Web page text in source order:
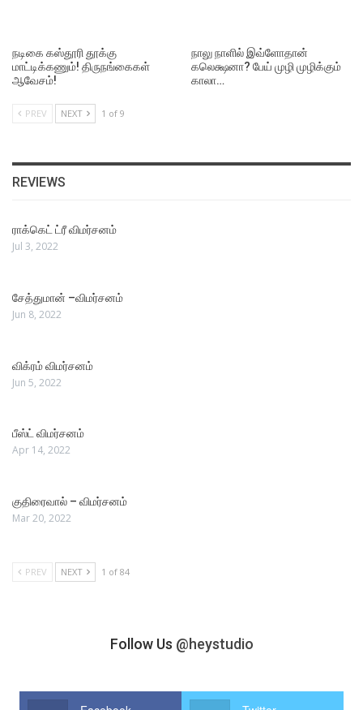
நடிகை கஸ்தூரி தூக்கு
மாட்டிக்கணும்! திருநங்கைகள்
ஆவேசம்!
நாலு நாளில் இவ்ளோதான்
கலெக்ஷனா? பேய் முழி முழிக்கும்
காலா…
PREV NEXT 1 of 9
REVIEWS
ராக்கெட் ட்ரீ விமர்சனம்
Jul 3, 2022
சேத்துமான் –விமர்சனம்
Jun 8, 2022
விக்ரம் விமர்சனம்
Jun 5, 2022
பீஸ்ட் விமர்சனம்
Apr 14, 2022
குதிரைவால் – விமர்சனம்
Mar 20, 2022
PREV NEXT 1 of 84
Follow Us @heystudio